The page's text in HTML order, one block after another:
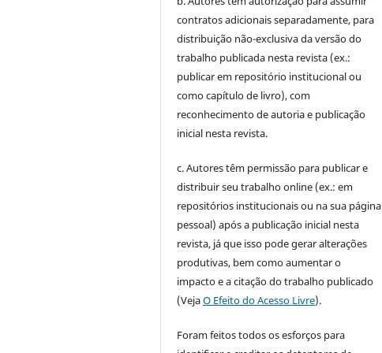
contratos adicionais separadamente, para
distribuição não-exclusiva da versão do
trabalho publicada nesta revista (ex.:
publicar em repositório institucional ou
como capítulo de livro), com
reconhecimento de autoria e publicação
inicial nesta revista.
c. Autores têm permissão para publicar e
distribuir seu trabalho online (ex.: em
repositórios institucionais ou na sua página
pessoal) após a publicação inicial nesta
revista, já que isso pode gerar alterações
produtivas, bem como aumentar o
impacto e a citação do trabalho publicado
(VejaO Efeito do Acesso Livre).
Foram feitos todos os esforços para